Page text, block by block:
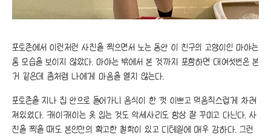
포토존에서 이런저런 사진을 찍으면서 노는 동안 이 친구의 고양이인 마야는
통 모습을 보이지 않았다. 마야는 밖에서 본 것까지 포함하면 대여섯번은 본
거 같은데 좀처럼 나에게 마음을 열지 않는다.
포토존을 지나 집 안으로 들어가니 음식이 한 껏 이쁘고 먹음직스럽게 차려
져있었다. 캐이캐이는 옷 입는 것도 악세사리도 항상 잘 꾸미고 다닌다. 사
진을 찍을 때도 본인만의 확고한 철학이 있고 디테일에 매우 강하다. 그런